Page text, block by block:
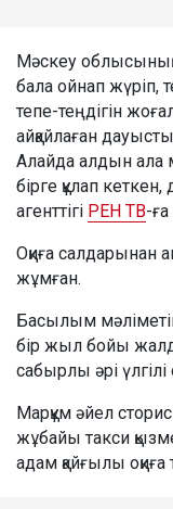
Мәскеу
бала ойнап жүріп,
тепе-теңдігін
айқайлаған
Алайда алдын ала
бірге құлап
агенттігі РЕН ТВ-
Оқиға салдарынан
жұмған.
Басылым
бір жыл бойы
сабырлы әрі
Марқұм әйел
жұбайы такси
адам қайғылы оқиға